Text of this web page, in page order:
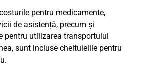
pentru medicamente,
de asistență, precum și
pentru utilizarea transportului
sunt incluse cheltuielile pentru